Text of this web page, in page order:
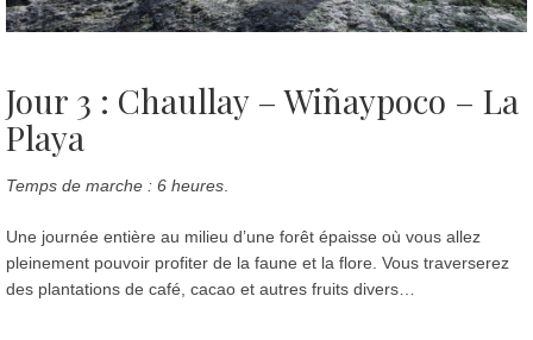
Jour 3 : Chaullay – Wiñaypoco – La
Playa
Temps de marche : 6 heures
Une journée entière au milieu d’une forêt épaisse où vous allez
pleinement pouvoir profiter de la faune et la flore. Vous traverserez
des plantations de café, cacao et autres fruits divers…